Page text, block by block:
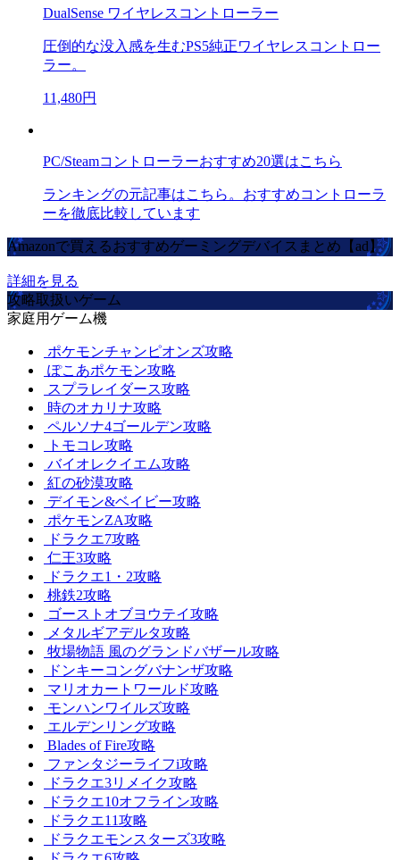
DualSense ワイヤレスコントローラー
圧倒的な没入感を生むPS5純正ワイヤレスコントロー
ラー。
11,480円
PC/Steamコントローラーおすすめ20選はこちら
ランキングの元記事はこちら。おすすめコントローラ
ーを徹底比較しています
Amazonで買えるおすすめゲーミングデバイスまとめ【ad】
詳細を見る
攻略取扱いゲーム
家庭用ゲーム機
ポケモンチャンピオンズ攻略
ぽこあポケモン攻略
スプラレイダース攻略
時のオカリナ攻略
ペルソナ4ゴールデン攻略
トモコレ攻略
バイオレクイエム攻略
紅の砂漠攻略
デイモン&ベイビー攻略
ポケモンZA攻略
ドラクエ7攻略
仁王3攻略
ドラクエ1・2攻略
桃鉄2攻略
ゴーストオブヨウテイ攻略
メタルギアデルタ攻略
牧場物語 風のグランドバザール攻略
ドンキーコングバナンザ攻略
マリオカートワールド攻略
モンハンワイルズ攻略
エルデンリング攻略
Blades of Fire攻略
ファンタジーライフi攻略
ドラクエ3リメイク攻略
ドラクエ10オフライン攻略
ドラクエ11攻略
ドラクエモンスターズ3攻略